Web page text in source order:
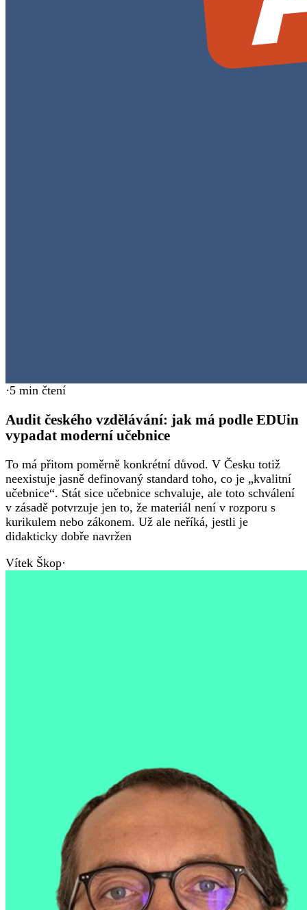
·5 min čtení
Audit českého vzdělávání: jak má podle EDUin
vypadat moderní učebnice
To má přitom poměrně konkrétní důvod. V Česku totiž
neexistuje jasně definovaný standard toho, co je „kvalitní
učebnice“. Stát sice učebnice schvaluje, ale toto schválení
v zásadě potvrzuje jen to, že materiál není v rozporu s
kurikulem nebo zákonem. Už ale neříká, jestli je
didakticky dobře navržen
Vítek Škop·